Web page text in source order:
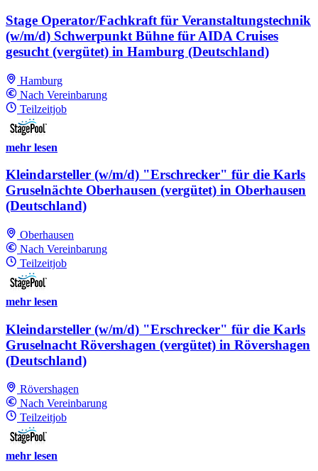
Stage Operator/Fachkraft für Veranstaltungstechnik
(w/m/d) Schwerpunkt Bühne für AIDA Cruises
gesucht (vergütet) in Hamburg (Deutschland)
Hamburg
Nach Vereinbarung
Teilzeitjob
mehr lesen
Kleindarsteller (w/m/d) "Erschrecker" für die Karls
Gruselnächte Oberhausen (vergütet) in Oberhausen
(Deutschland)
Oberhausen
Nach Vereinbarung
Teilzeitjob
mehr lesen
Kleindarsteller (w/m/d) "Erschrecker" für die Karls
Gruselnacht Rövershagen (vergütet) in Rövershagen
(Deutschland)
Rövershagen
Nach Vereinbarung
Teilzeitjob
mehr lesen